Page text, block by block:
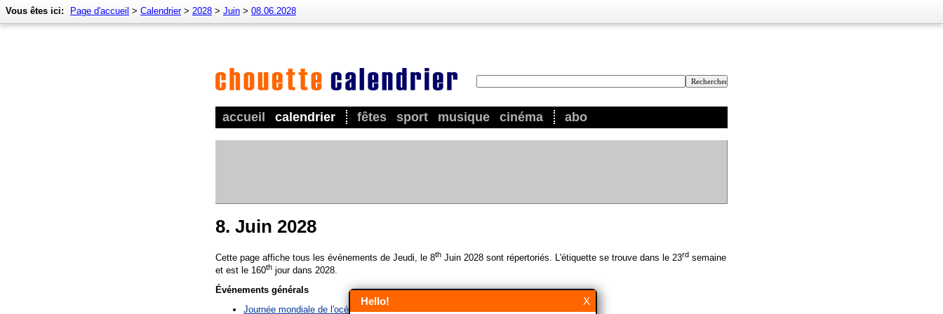
accueil calendrier fêtes sport musique cinéma abo
Vous êtes ici: Page d'accueil > Calendrier> 2028 > Juin > 08.06.2028
8. Juin 2028
Cette page affiche tous les événements de Jeudi, le 8th Juin 2028 sont répertoriés. L'étiquette se trouve dans le 23rd semaine
et est le 160th jour dans 2028.
Événements générals
Journée mondiale de l'océan
X
Hello!